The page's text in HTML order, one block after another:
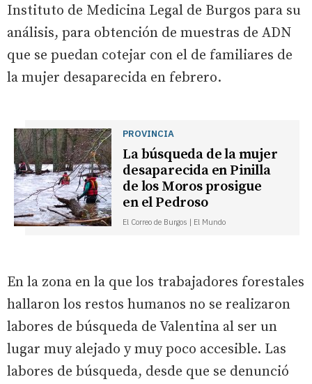
Instituto de Medicina Legal de Burgos para su
análisis, para obtención de muestras de ADN
que se puedan cotejar con el de familiares de
la mujer desaparecida en febrero.
PROVINCIA
La búsqueda de la mujer
desaparecida en Pinilla
de los Moros prosigue
en el Pedroso
El Correo de Burgos | El Mundo
En la zona en la que los trabajadores forestales
hallaron los restos humanos no se realizaron
labores de búsqueda de Valentina al ser un
lugar muy alejado y muy poco accesible. Las
labores de búsqueda, desde que se denunció